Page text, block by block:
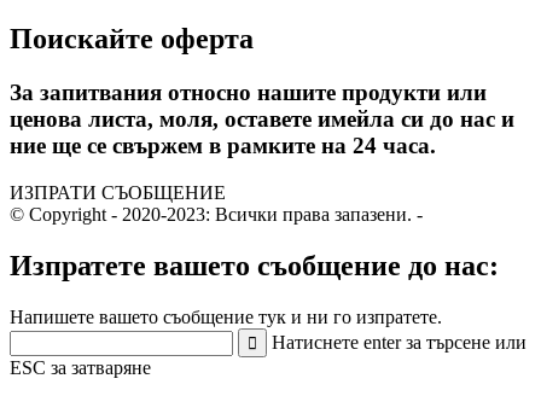
Поискайте оферта
За запитвания относно нашите продукти или
ценова листа, моля, оставете имейла си до нас и
ние ще се свържем в рамките на 24 часа.
ИЗПРАТИ СЪОБЩЕНИЕ
© Copyright - 2020-2023: Всички права запазени. -
Изпратете вашето съобщение до нас:
Напишете вашето съобщение тук и ни го изпратете.
Натиснете enter за търсене или
ESC за затваряне